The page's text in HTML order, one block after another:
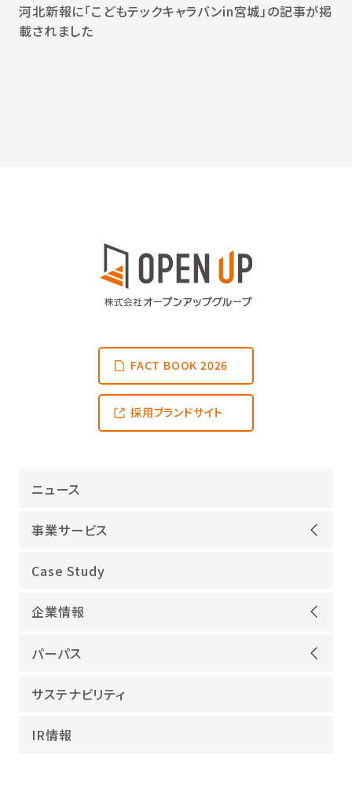
河北新報に「こどもテックキャラバンin宮城」の記事が掲
載されました
FACT BOOK 2026
採用ブランドサイト
ニュース
事業サービス
オープンアップグループが選ばれる理由
ITインフラ
IT開発
海外領域
教育・人材紹介
Case Study
企業情報
ごあいさつ
沿革
役員紹介
パーパス
当社グループのパーパス
幸せな仕事総合研究所
サステナビリティ
IR情報